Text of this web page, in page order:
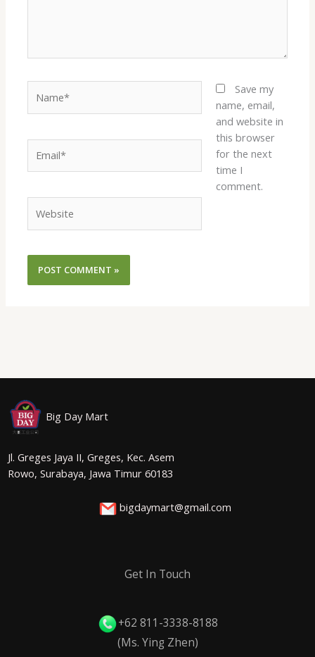
Save my
name, email,
and website in
this browser
for the next
time I
comment.
Big Day Mart
Jl. Greges Jaya II, Greges, Kec. Asem
Rowo, Surabaya, Jawa Timur 60183
bigdaymart@gmail.com
Get In Touch
+62 811-3338-8188
(Ms. Ying Zhen)